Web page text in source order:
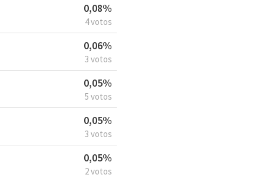
0,08%
4 votos
0,06%
3 votos
0,05%
5 votos
0,05%
3 votos
0,05%
2 votos